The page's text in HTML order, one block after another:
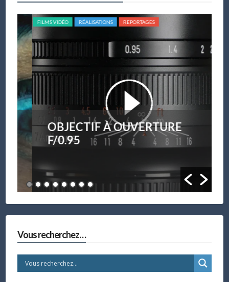
FILMS VIDÉO RÉALISATIONS REPORTAGES
OBJECTIF À OUVERTURE
F/0.95
Vous recherchez…